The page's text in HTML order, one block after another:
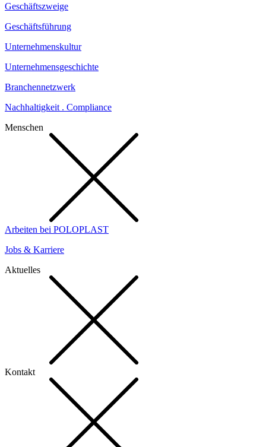
Geschäftszweige
Geschäftsführung
Unternehmenskultur
Unternehmensgeschichte
Branchennetzwerk
Nachhaltigkeit . Compliance
Menschen
Arbeiten bei POLOPLAST
Jobs & Karriere
Aktuelles
Kontakt